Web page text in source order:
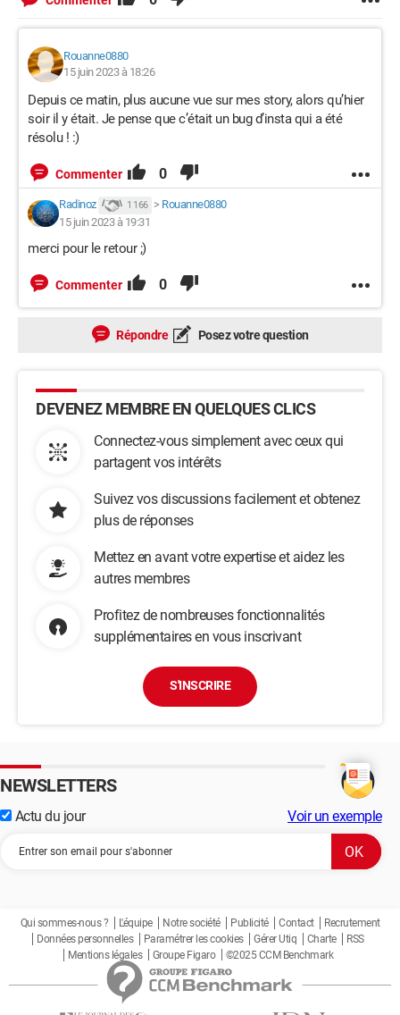
Rouanne0880
15 juin 2023 à 18:26
Depuis ce matin, plus aucune vue sur mes story, alors qu’hier
soir il y était. Je pense que c’était un bug d’insta qui a été
résolu ! :)
Commenter 0
Radinoz 1 166 > Rouanne0880
15 juin 2023 à 19:31
merci pour le retour ;)
Commenter 0
Répondre Posez votre question
DEVENEZ MEMBRE EN QUELQUES CLICS
Connectez-vous simplement avec ceux qui
partagent vos intérêts
Suivez vos discussions facilement et obtenez
plus de réponses
Mettez en avant votre expertise et aidez les
autres membres
Profitez de nombreuses fonctionnalités
supplémentaires en vous inscrivant
S'INSCRIRE
NEWSLETTERS
Actu du jour Voir un exemple
Qui sommes-nous ? L'équipe Notre société Publicité Contact
Recrutement
Données personnelles
Paramétrer les cookies Gérer Utiq Charte
RSS
Mentions légales
Groupe Figaro ©2025 CCM Benchmark